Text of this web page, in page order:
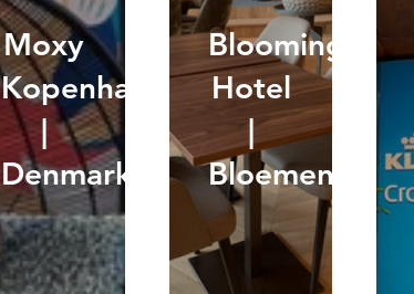
Moxy
Kopenhagen
|
Denmark
Blooming
Hotel
|
Bloemendaal